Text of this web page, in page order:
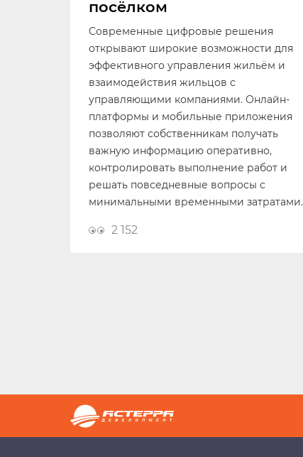
посёлком
Современные цифровые решения
открывают широкие возможности для
эффективного управления жильём и
взаимодействия жильцов с
управляющими компаниями. Онлайн-
платформы и мобильные приложения
позволяют собственникам получать
важную информацию оперативно,
контролировать выполнение работ и
решать повседневные вопросы с
минимальными временными затратами.
2 152